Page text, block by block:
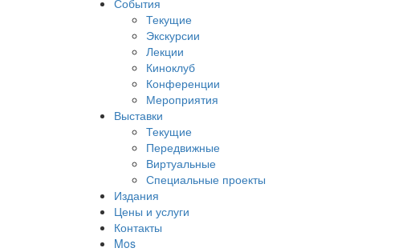
События
Текущие
Экскурсии
Лекции
Киноклуб
Конференции
Мероприятия
Выставки
Текущие
Передвижные
Виртуальные
Специальные проекты
Издания
Цены и услуги
Контакты
Mos